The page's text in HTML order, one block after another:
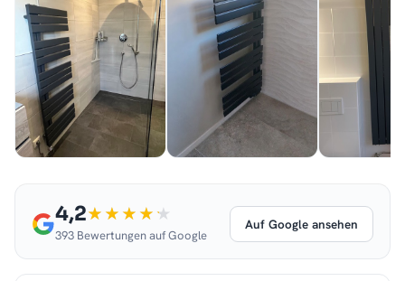
4,2
393 Bewertungen auf Google
Auf Google ansehen